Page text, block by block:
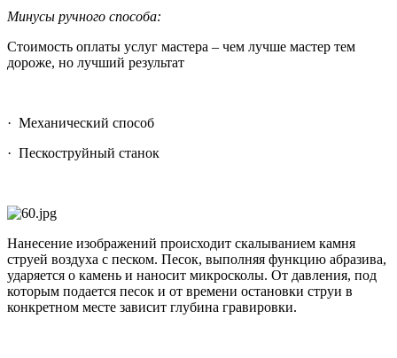
Минусы ручного способа:
Стоимость оплаты услуг мастера – чем лучше мастер тем
дороже, но лучший результат
· Механический способ
· Пескоструйный станок
Нанесение изображений происходит скалыванием камня
струей воздуха с песком. Песок, выполняя функцию абразива,
ударяется о камень и наносит микросколы. От давления, под
которым подается песок и от времени остановки струи в
конкретном месте зависит глубина гравировки.